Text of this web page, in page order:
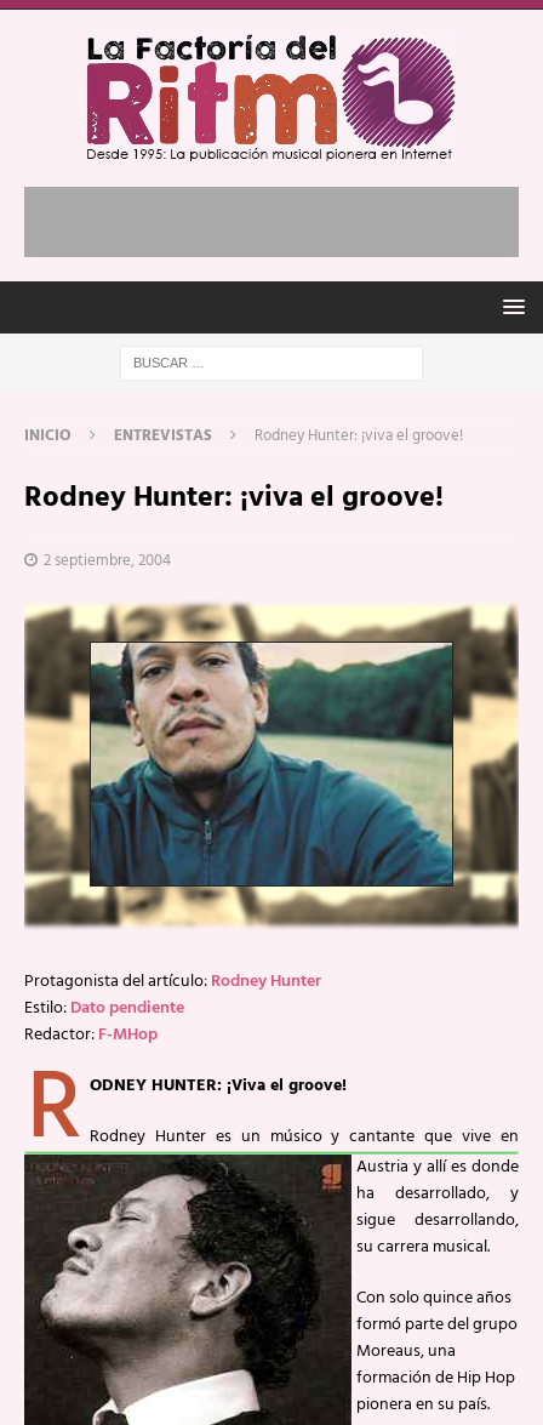
INICIO ENTREVISTAS Rodney Hunter: ¡viva el groove!
Rodney Hunter: ¡viva el groove!
2 septiembre, 2004
Protagonista del artículo:Rodney Hunter
Estilo:Dato pendiente
Redactor:F-MHop
R ODNEY HUNTER: ¡Viva el groove!
Rodney Hunter es un músico y cantante que vive en
Austria y allí es donde
ha desarrollado, y
sigue desarrollando,
su carrera musical.
Con solo quince años
formó parte del grupo
Moreaus, una
formación de Hip Hop
pionera en su país.